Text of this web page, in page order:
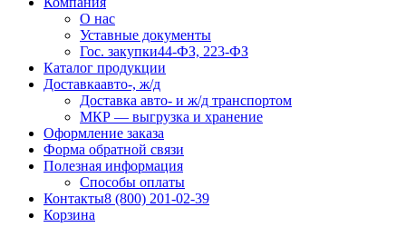
О нас
Уставные документы
Гос. закупки44-ФЗ, 223-ФЗ
Каталог продукции
Доставкаавто-, ж/д
Доставка авто- и ж/д транспортом
МКР — выгрузка и хранение
Оформление заказа
Форма обратной связи
Полезная информация
Способы оплаты
Контакты8 (800) 201-02-39
Корзина